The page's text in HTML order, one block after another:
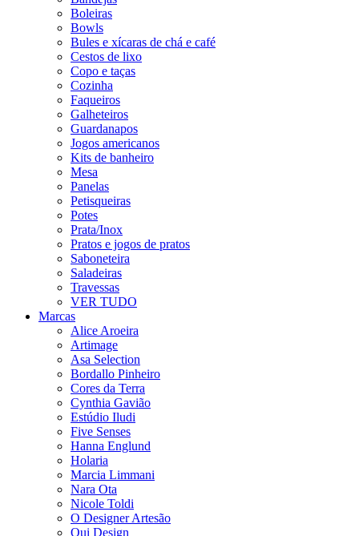
Boleiras
Bowls
Bules e xícaras de chá e café
Cestos de lixo
Copo e taças
Cozinha
Faqueiros
Galheteiros
Guardanapos
Jogos americanos
Kits de banheiro
Mesa
Panelas
Petisqueiras
Potes
Prata/Inox
Pratos e jogos de pratos
Saboneteira
Saladeiras
Travessas
VER TUDO
Marcas
Alice Aroeira
Artimage
Asa Selection
Bordallo Pinheiro
Cores da Terra
Cynthia Gavião
Estúdio Iludi
Five Senses
Hanna Englund
Holaria
Marcia Limmani
Nara Ota
Nicole Toldi
O Designer Artesão
Oui Design